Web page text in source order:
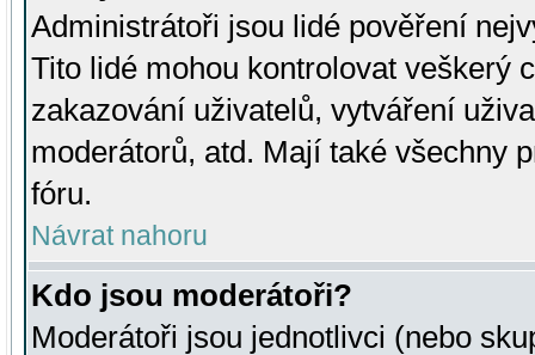
Administrátoři jsou lidé pověření
Tito lidé mohou kontrolovat veškerý
zakazování uživatelů, vytváření
moderátorů, atd. Mají také všechny
fóru.
Návrat nahoru
Kdo jsou moderátoři?
Moderátoři jsou jednotlivci (nebo